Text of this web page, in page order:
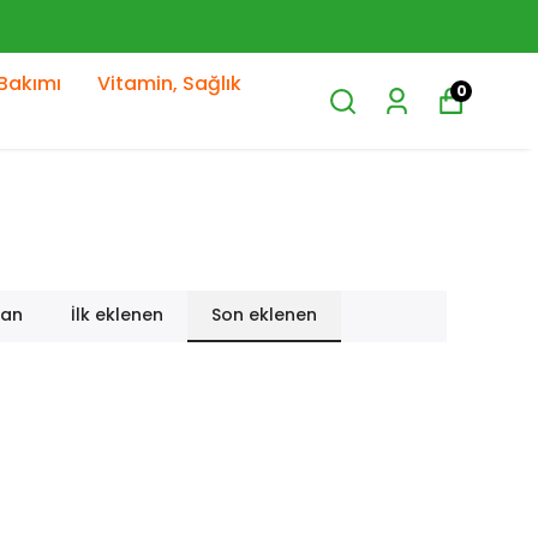
Vitamin, Sağlık 0
İlk eklenen Son eklenen